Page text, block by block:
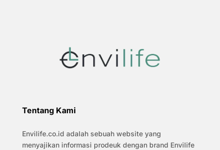
Tentang Kami
Envilife.co.id adalah sebuah website yang
menyajikan informasi prodeuk dengan brand Envilife